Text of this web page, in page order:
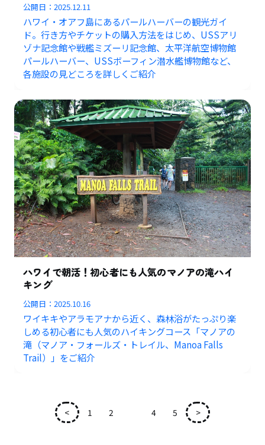
公開日：2025.12.11
ハワイ・オアフ島にあるパールハーバーの観光ガイ
ド。行き方やチケットの購入方法をはじめ、USSアリ
ゾナ記念館や戦艦ミズーリ記念館、太平洋航空博物館
パールハーバー、USSボーフィン潜水艦博物館など、
各施設の見どころを詳しくご紹介
ハワイで朝活！初心者にも人気のマノアの滝ハイ
キング
公開日：2025.10.16
ワイキキやアラモアナから近く、森林浴がたっぷり楽
しめる初心者にも人気のハイキングコース「マノアの
滝（マノア・フォールズ・トレイル、Manoa Falls
Trail）」をご紹介
< 1 2 4 5 >